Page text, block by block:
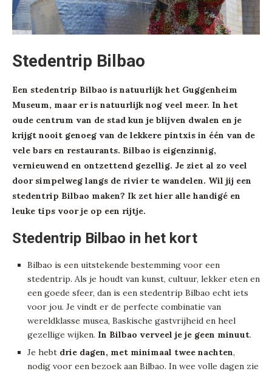
Stedentrip Bilbao
Een stedentrip Bilbao is natuurlijk het Guggenheim
Museum, maar er is natuurlijk nog veel meer. In het
oude centrum van de stad kun je blijven dwalen en je
krijgt nooit genoeg van de lekkere pintxis in één van de
vele bars en restaurants. Bilbao is eigenzinnig,
vernieuwend en ontzettend gezellig. Je ziet al zo veel
door simpelweg langs de rivier te wandelen. Wil jij een
stedentrip Bilbao maken? Ik zet hier alle handigé en
leuke tips voor je op een rijtje.
Stedentrip Bilbao in het kort
Bilbao is een uitstekende bestemming voor een
stedentrip. Als je houdt van kunst, cultuur, lekker eten en
een goede sfeer, dan is een stedentrip Bilbao echt iets
voor jou. Je vindt er de perfecte combinatie van
wereldklasse musea, Baskische gastvrijheid en heel
gezellige wijken. In Bilbao verveel je je geen minuut.
Je hebt drie dagen, met minimaal twee nachten,
nodig voor een bezoek aan Bilbao. In wee volle dagen zie